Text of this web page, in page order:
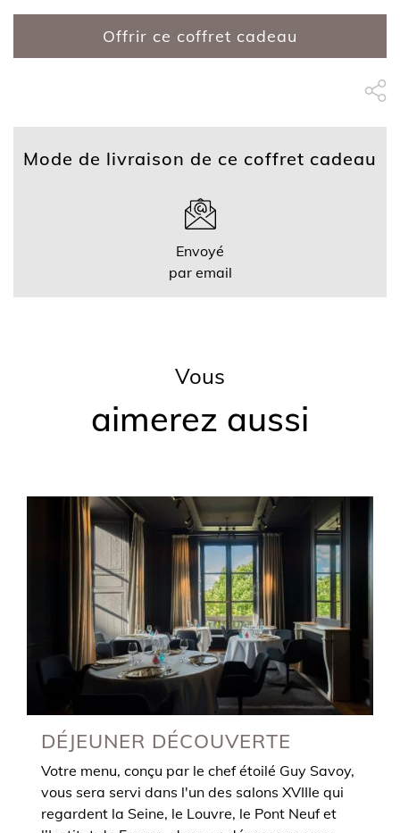
Offrir ce coffret cadeau
Mode de livraison de ce coffret cadeau
Envoyé
par email
Vous
aimerez aussi
DÉJEUNER DÉCOUVERTE
Votre menu, conçu par le chef étoilé Guy Savoy,
vous sera servi dans l'un des salons XVIIIe qui
regardent la Seine, le Louvre, le Pont Neuf et